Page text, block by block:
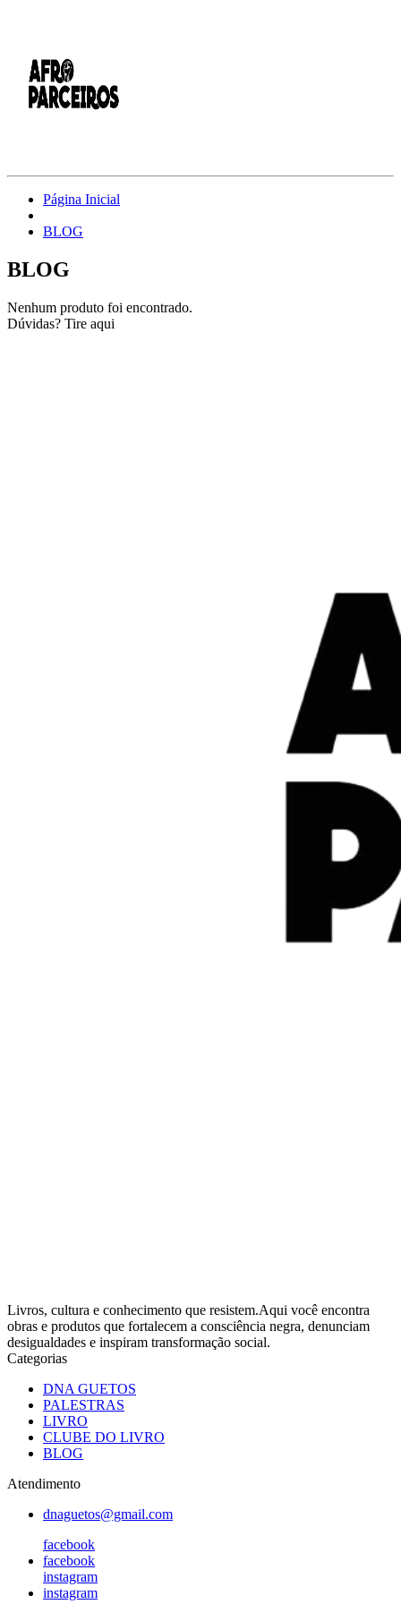
Página Inicial
BLOG
BLOG
Nenhum produto foi encontrado.
Dúvidas? Tire aqui
Livros, cultura e conhecimento que resistem.Aqui você encontra
obras e produtos que fortalecem a consciência negra, denunciam
desigualdades e inspiram transformação social.
Categorias
DNA GUETOS
PALESTRAS
LIVRO
CLUBE DO LIVRO
BLOG
Atendimento
dnaguetos@gmail.com
facebook
facebook
instagram
instagram